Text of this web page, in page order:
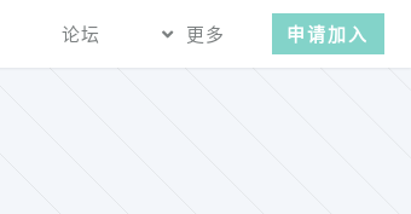
论坛 更多 申请加入